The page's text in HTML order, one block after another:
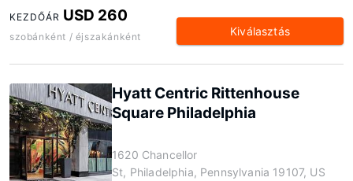
KEZDŐÁR USD 260
szobánként / éjszakánként Kiválasztás
Hyatt Centric Rittenhouse
Square Philadelphia
1620 Chancellor
St, Philadelphia, Pennsylvania 19107, US